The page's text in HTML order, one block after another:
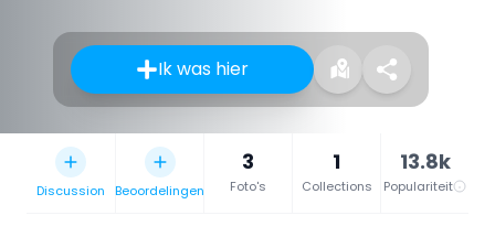
Ik was hier
Discussion Beoordelingen
3
Foto's
1
Collections
13.8k
Populariteit